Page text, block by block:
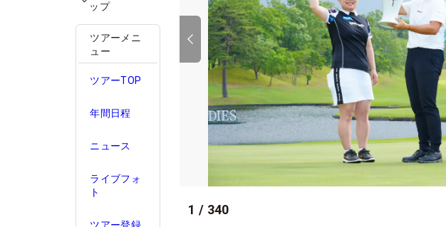
ップ
ツアーメニ
ュー
ツアーTOP
年間日程
ニュース
ライブフォ
ト
1 / 340